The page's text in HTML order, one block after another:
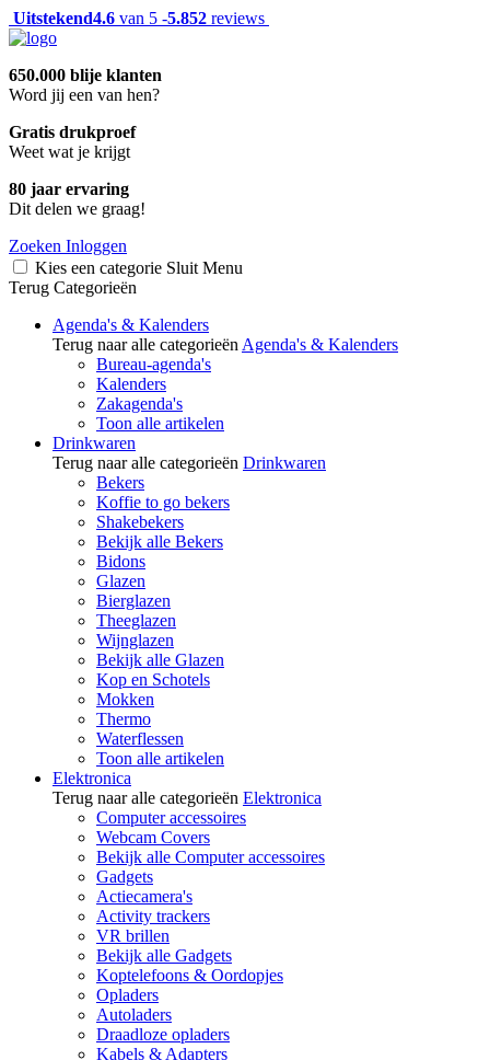
Uitstekend4.6 van 5 -5.852 reviews
650.000 blije klanten
Word jij een van hen?
Gratis drukproef
Weet wat je krijgt
80 jaar ervaring
Dit delen we graag!
Zoeken Inloggen
Kies een categorie Sluit Menu
Terug Categorieën
Agenda's & Kalenders
Terug naar alle categorieën Agenda's & Kalenders
Bureau-agenda's
Kalenders
Zakagenda's
Toon alle artikelen
Drinkwaren
Terug naar alle categorieën Drinkwaren
Bekers
Koffie to go bekers
Shakebekers
Bekijk alle Bekers
Bidons
Glazen
Bierglazen
Theeglazen
Wijnglazen
Bekijk alle Glazen
Kop en Schotels
Mokken
Thermo
Waterflessen
Toon alle artikelen
Elektronica
Terug naar alle categorieën Elektronica
Computer accessoires
Webcam Covers
Bekijk alle Computer accessoires
Gadgets
Actiecamera's
Activity trackers
VR brillen
Bekijk alle Gadgets
Koptelefoons & Oordopjes
Opladers
Autoladers
Draadloze opladers
Kabels & Adapters